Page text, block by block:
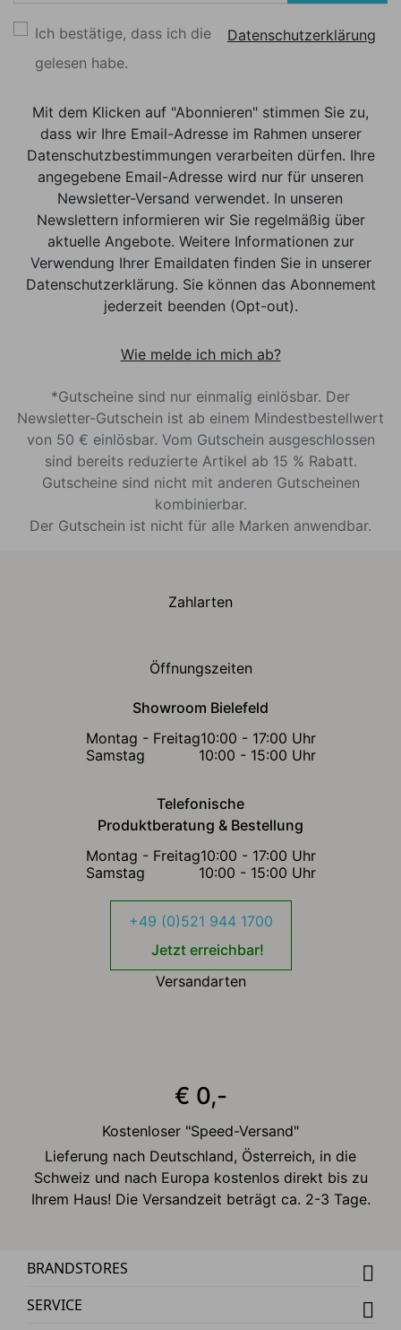
Ich bestätige, dass ich die
Datenschutzerklärung
gelesen habe.
Mit dem Klicken auf "Abonnieren" stimmen Sie zu,
dass wir Ihre Email-Adresse im Rahmen unserer
Datenschutzbestimmungen verarbeiten dürfen. Ihre
angegebene Email-Adresse wird nur für unseren
Newsletter-Versand verwendet. In unseren
Newslettern informieren wir Sie regelmäßig über
aktuelle Angebote. Weitere Informationen zur
Verwendung Ihrer Emaildaten finden Sie in unserer
Datenschutzerklärung. Sie können das Abonnement
jederzeit beenden (Opt-out).
Wie melde ich mich ab?
*Gutscheine sind nur einmalig einlösbar. Der
Newsletter-Gutschein ist ab einem Mindestbestellwert
von 50 € einlösbar. Vom Gutschein ausgeschlossen
sind bereits reduzierte Artikel ab 15 % Rabatt.
Gutscheine sind nicht mit anderen Gutscheinen
kombinierbar.
Der Gutschein ist nicht für alle Marken anwendbar.
Zahlarten
Öffnungszeiten
Showroom Bielefeld
Montag - Freitag10:00 - 17:00 Uhr
Samstag
10:00 - 15:00 Uhr
Telefonische
Produktberatung & Bestellung
Montag - Freitag10:00 - 17:00 Uhr
Samstag
10:00 - 15:00 Uhr
+49 (0)521 944 1700
Jetzt erreichbar!
Versandarten
€ 0,-
Kostenloser "Speed-Versand"
Lieferung nach Deutschland, Österreich, in die
Schweiz und nach Europa kostenlos direkt bis zu
Ihrem Haus! Die Versandzeit beträgt ca. 2-3 Tage.
BRANDSTORES
SERVICE